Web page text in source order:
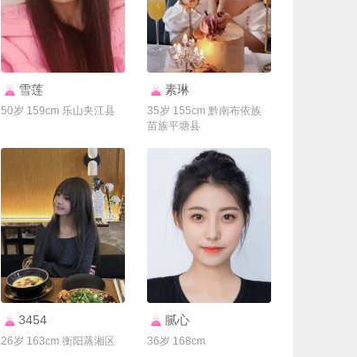
雪莲
50岁 159cm 乐山夹江县
素琳
35岁 155cm 黔南布依族
苗族平塘县
联系Ta
3454
26岁 163cm 衡阳蒸湘区
腻心
36岁 168cm